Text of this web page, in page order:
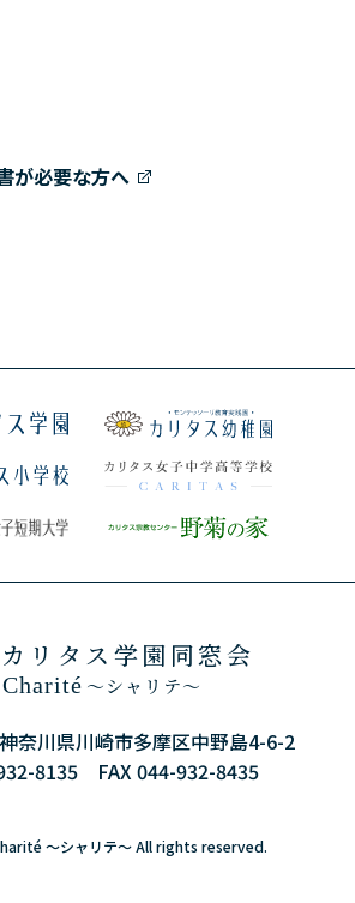
が必要な方へ
カリタス学園同窓会
Charité ～シャリテ～
奈川県川崎市多摩区中野島4-6-2
8135 FAX 044-932-8435
～シャリテ～All rights reserved.